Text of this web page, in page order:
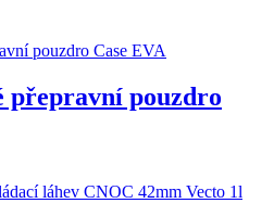
přepravní pouzdro